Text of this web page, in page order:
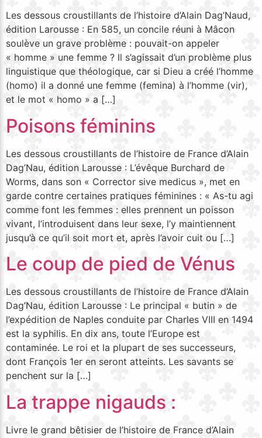
Les dessous croustillants de l’histoire d’Alain Dag’Naud,
édition Larousse : En 585, un concile réuni à Mâcon
soulève un grave problème : pouvait-on appeler
« homme » une femme ? Il s’agissait d’un problème plus
linguistique que théologique, car si Dieu a créé l’homme
(homo) il a donné une femme (femina) à l’homme (vir),
et le mot « homo » a […]
Poisons féminins
Les dessous croustillants de l’histoire de France d’Alain
Dag’Nau, édition Larousse : L’évêque Burchard de
Worms, dans son « Corrector sive medicus », met en
garde contre certaines pratiques féminines : « As-tu agi
comme font les femmes : elles prennent un poisson
vivant, l’introduisent dans leur sexe, l’y maintiennent
jusqu’à ce qu’il soit mort et, après l’avoir cuit ou […]
Le coup de pied de Vénus
Les dessous croustillants de l’histoire de France d’Alain
Dag’Nau, édition Larousse : Le principal « butin » de
l’expédition de Naples conduite par Charles VIII en 1494
est la syphilis. En dix ans, toute l’Europe est
contaminée. Le roi et la plupart de ses successeurs,
dont François 1er en seront atteints. Les savants se
penchent sur la […]
La trappe nigauds :
Livre le grand bêtisier de l’histoire de France d’Alain